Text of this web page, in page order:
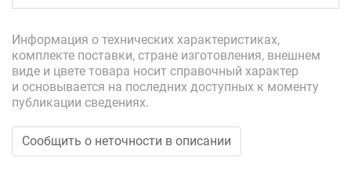
Информация о технических характеристиках,
комплекте поставки, стране изготовления, внешнем
виде и цвете товара носит справочный характер
и основывается на последних доступных к моменту
публикации сведениях.
Сообщить о неточности в описании